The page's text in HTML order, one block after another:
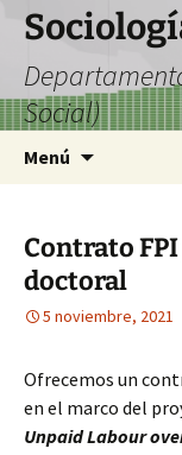
Saltar
contenido
Social)
Menú
Contrato
doctoral
5 noviembre, 2021
Ofrecemos un
en el marco del
Unpaid Labour